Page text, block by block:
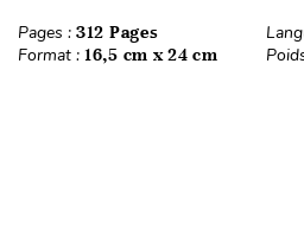
Pages : 312 Pages
Format : 16,5 cm x 24 cm